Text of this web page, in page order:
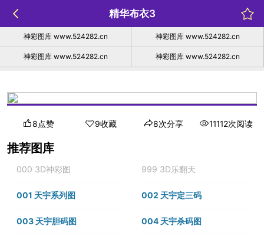
精华布衣3
神彩图库 www.524282.cn 神彩图库 www.524282.cn
神彩图库 www.524282.cn 神彩图库 www.524282.cn
8点赞 9收藏 8次分享 11112次阅读
推荐图库
000 3D神彩图 999 3D乐翻天
001 天宇系列图 002 天宇定三码
003 天宇胆码图 004 天宇杀码图